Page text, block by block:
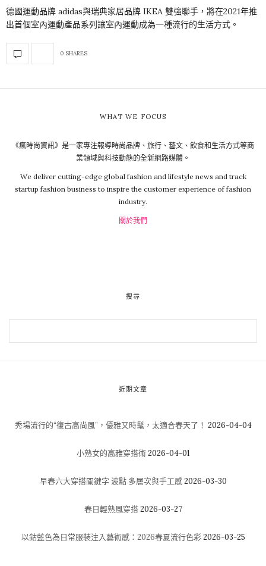
德國運動品牌 adidas與瑞典家居品牌 IKEA 雙強聯手，將在2021年推
出首個室內運動產品系列讓室內運動成為一種流行的生活方式。
0 SHARES
WHAT WE FOCUS
《瘋時尚資訊》是一家專注報導時尚品牌、旅行、藝文、飲食和生活方式等商
業領域與科技動態的全新網路媒體。
We deliver cutting-edge global fashion and lifestyle news and track
startup fashion business to inspire the customer experience of fashion
industry.
關於我們
搜尋
近期文章
秀場流行的“復古高尚風”，優雅又時髦，太適合春天了！ 2026-04-04
小熟女的高雅穿搭術 2026-04-01
早春六大穿搭關鍵字 波點 多層次與手工感 2026-03-30
春日輕熟風穿搭 2026-03-27
以鈷藍色為日常服裝注入藝術感：2026春夏流行色彩 2026-03-25